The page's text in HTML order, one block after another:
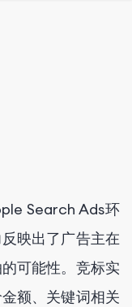
Search Ads环
映出了广告主在
可能性。竞标实
额、关键词相关